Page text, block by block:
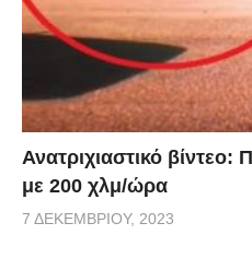
Ανατριχιαστικό βίντεο:
με 200 χλμ/ώρα
7 ΔΕΚΕΜΒΡΊΟΥ, 2023